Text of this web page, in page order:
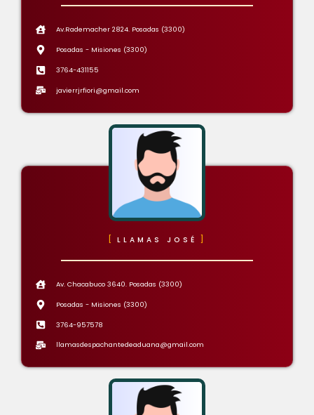
Av.Rademacher 2824. Posadas (3300)
Posadas - Misiones (3300)
3764-431155
javierrjrfiori@gmail.com
LLAMAS JOSÉ
Av. Chacabuco 3640. Posadas (3300)
Posadas - Misiones (3300)
3764-957578
llamasdespachantedeaduana@gmail.com